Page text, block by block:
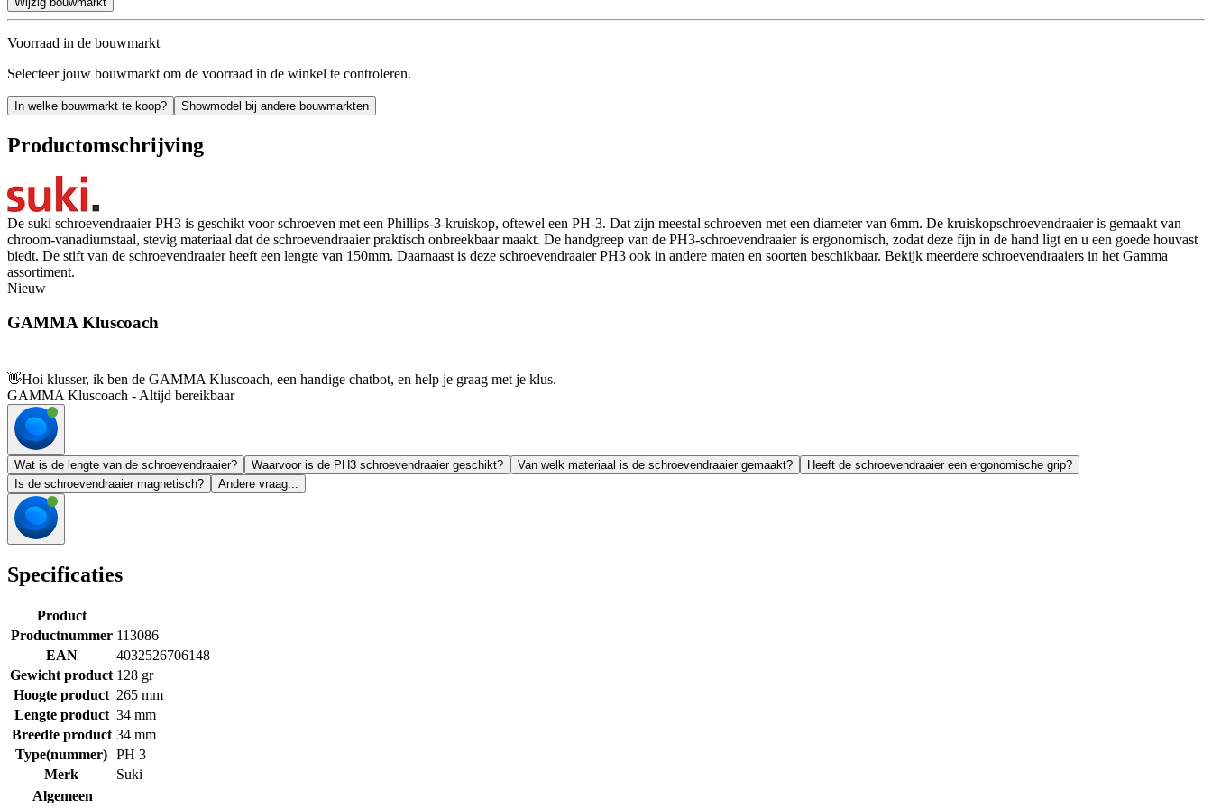
Voorraad in de bouwmarkt
Selecteer jouw bouwmarkt om de voorraad in de winkel te controleren.
In welke bouwmarkt te koop? Showmodel bij andere bouwmarkten
Productomschrijving
De suki schroevendraaier PH3 is geschikt voor schroeven met een Phillips-3-kruiskop, oftewel een PH-3. Dat zijn meestal schroeven met een diameter van 6mm. De kruiskopschroevendraaier is gemaakt van
chroom-vanadiumstaal, stevig materiaal dat de schroevendraaier praktisch onbreekbaar maakt. De handgreep van de PH3-schroevendraaier is ergonomisch, zodat deze fijn in de hand ligt en u een goede houvast
biedt. De stift van de schroevendraaier heeft een lengte van 150mm. Daarnaast is deze schroevendraaier PH3 ook in andere maten en soorten beschikbaar. Bekijk meerdere schroevendraaiers in het Gamma
assortiment.
Nieuw
GAMMA Kluscoach
👋Hoi klusser, ik ben de GAMMA Kluscoach, een handige chatbot, en help je graag met je klus.
GAMMA Kluscoach - Altijd bereikbaar
Wat is de lengte van de schroevendraaier? Waarvoor is de PH3 schroevendraaier geschikt? Van welk materiaal is de schroevendraaier gemaakt?
Heeft de schroevendraaier een ergonomische grip?
Is de schroevendraaier magnetisch?
Andere vraag...
Specificaties
Product
Productnummer 113086
EAN
4032526706148
Gewicht product 128 gr
Hoogte product 265 mm
Lengte product 34 mm
Breedte product 34 mm
Type(nummer) PH 3
Merk
Suki
Algemeen